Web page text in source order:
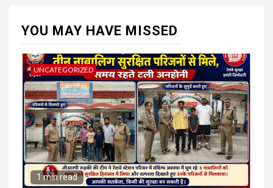
YOU MAY HAVE MISSED
UNCATEGORIZED
1 min read